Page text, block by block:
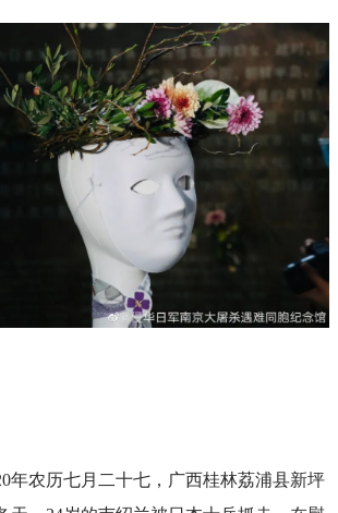
年农历七月二十七，广西桂林荔浦县新坪